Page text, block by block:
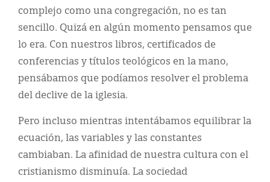
complejo como una congregación, no es tan
sencillo. Quizá en algún momento pensamos que
lo era. Con nuestros libros, certificados de
conferencias y títulos teológicos en la mano,
pensábamos que podíamos resolver el problema
del declive de la iglesia.
Pero incluso mientras intentábamos equilibrar la
ecuación, las variables y las constantes
cambiaban. La afinidad de nuestra cultura con el
cristianismo disminuía. La sociedad